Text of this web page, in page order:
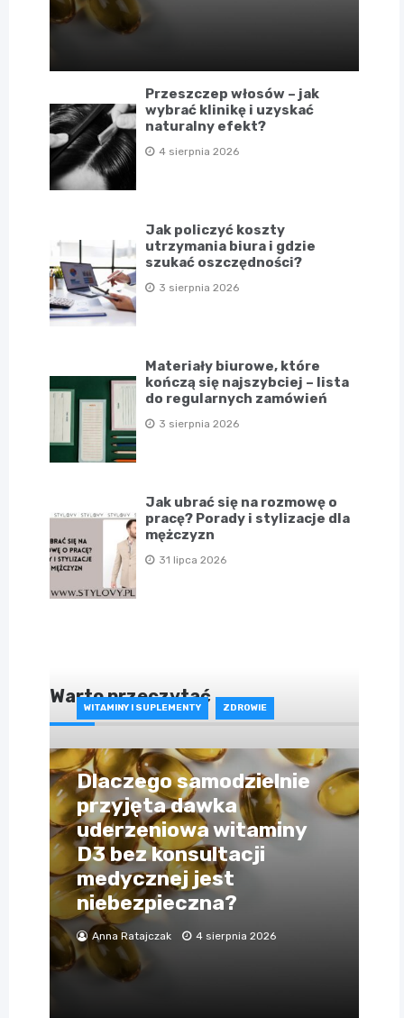
Przeszczep włosów – jak
wybrać klinikę i uzyskać
naturalny efekt?
4 sierpnia 2026
Jak policzyć koszty
utrzymania biura i gdzie
szukać oszczędności?
3 sierpnia 2026
Materiały biurowe, które
kończą się najszybciej – lista
do regularnych zamówień
3 sierpnia 2026
Jak ubrać się na rozmowę o
pracę? Porady i stylizacje dla
mężczyzn
31 lipca 2026
Warto przeczytać
WITAMINY I SUPLEMENTY ZDROWIE
Dlaczego samodzielnie
przyjęta dawka
uderzeniowa witaminy
D3 bez konsultacji
medycznej jest
niebezpieczna?
Anna Ratajczak 4 sierpnia 2026